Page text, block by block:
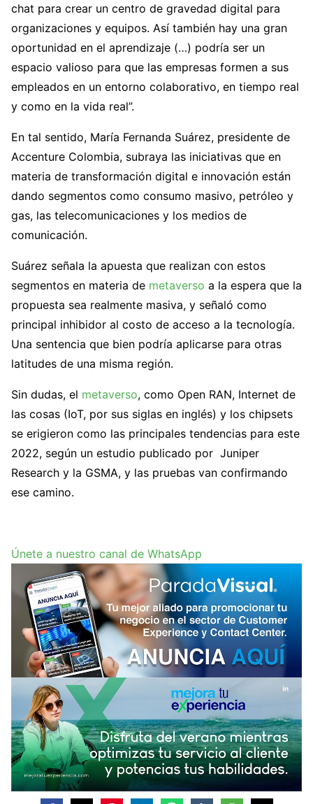
chat para crear un centro de gravedad digital para
organizaciones y equipos. Así también hay una gran
oportunidad en el aprendizaje (…) podría ser un
espacio valioso para que las empresas formen a sus
empleados en un entorno colaborativo, en tiempo real
y como en la vida real”.
En tal sentido, María Fernanda Suárez, presidente de
Accenture Colombia, subraya las iniciativas que en
materia de transformación digital e innovación están
dando segmentos como consumo masivo, petróleo y
gas, las telecomunicaciones y los medios de
comunicación.
Suárez señala la apuesta que realizan con estos
segmentos en materia de metaverso a la espera que la
propuesta sea realmente masiva, y señaló como
principal inhibidor al costo de acceso a la tecnología.
Una sentencia que bien podría aplicarse para otras
latitudes de una misma región.
Sin dudas, el metaverso, como Open RAN, Internet de
las cosas (IoT, por sus siglas en inglés) y los chipsets
se erigieron como las principales tendencias para este
2022, según un estudio publicado por Juniper
Research y la GSMA, y las pruebas van confirmando
ese camino.
Únete a nuestro canal de WhatsApp